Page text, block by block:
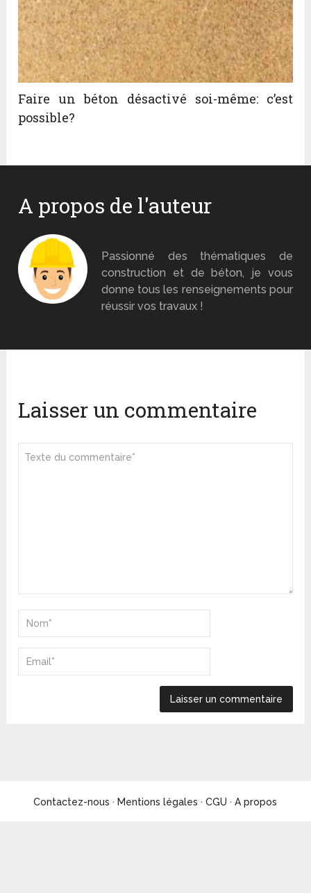
Faire un béton désactivé soi-même: c’est
possible?
A propos de l'auteur
Passionné des thématiques de
construction et de béton, je vous
donne tous les renseignements pour
réussir vos travaux !
Laisser un commentaire
Contactez-nous · Mentions légales ·CGU ·A propos